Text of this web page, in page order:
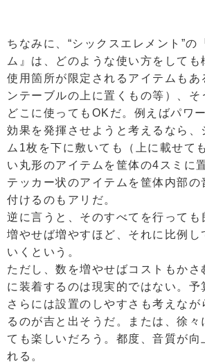
ちなみに、“シックスエレメント”の
ム』は、どのような使い方をしても
使用箇所が限定されるアイテムもあ
ンテーブルの上に置くもの等）、そ
どこに使ってもOKだ。例えばパワ
効果を発揮させようと考えるなら、
ム1枚を下に敷いても（上に載せて
い丸形のアイテムを筐体の4スミに
テッカー状のアイテムを筐体内部の
付けるのもアリだ。
逆に言うと、そのすべてを行っても
増やせば増やすほど、それに比例し
いくという。
ただし、数を増やせばコストもかさ
に装着するのは現実的ではない。予
さらには設置のしやすさも考えなが
るのが吉と出そうだ。または、徐々
ても楽しいだろう。都度、音質が向
れる。